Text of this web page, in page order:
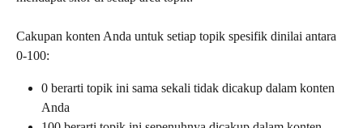
Cakupan konten Anda untuk setiap topik spesifik dinilai antara
0-100:
0 berarti topik ini sama sekali tidak dicakup dalam konten
Anda